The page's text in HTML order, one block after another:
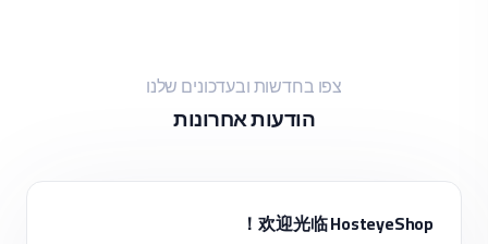
צפו בחדשות ובעדכונים שלנו
הודעות אחרונות
欢迎光临 HosteyeShop！